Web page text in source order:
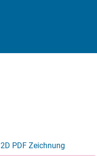
2D PDF Zeichnung